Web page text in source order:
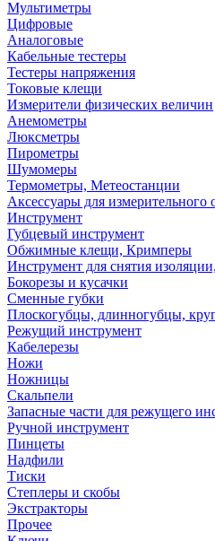
Мультиметры
Цифровые
Аналоговые
Кабельные тестеры
Тестеры напряжения
Токовые клещи
Измерители физических величин
Анемометры
Люксметры
Пирометры
Шумомеры
Термометры, Метеостанции
Аксессуары для измерительного
Инструмент
Губцевый инструмент
Обжимные клещи, Кримперы
Инструмент для снятия
Бокорезы и кусачки
Сменные губки
Плоскогубцы, длинногубцы,
Режущий инструмент
Кабелерезы
Ножи
Ножницы
Скальпели
Запасные части для режущего
Ручной инструмент
Пинцеты
Надфили
Тиски
Степлеры и скобы
Экстракторы
Прочее